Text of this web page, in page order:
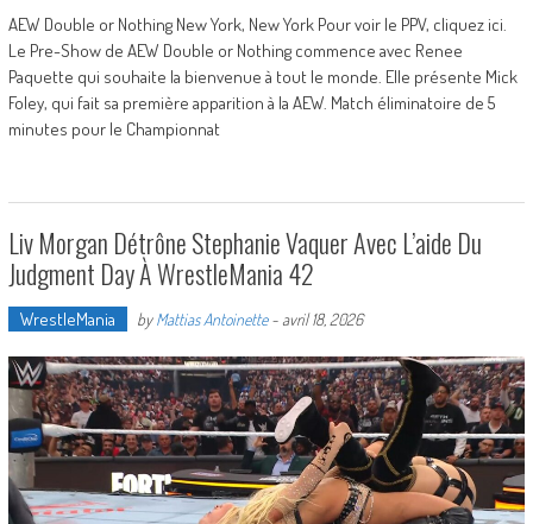
AEW Double or Nothing New York, New York Pour voir le PPV, cliquez ici.
Le Pre-Show de AEW Double or Nothing commence avec Renee
Paquette qui souhaite la bienvenue à tout le monde. Elle présente Mick
Foley, qui fait sa première apparition à la AEW. Match éliminatoire de 5
minutes pour le Championnat
Liv Morgan Détrône Stephanie Vaquer Avec L’aide Du
Judgment Day À WrestleMania 42
WrestleMania byMattias Antoinette- avril 18, 2026